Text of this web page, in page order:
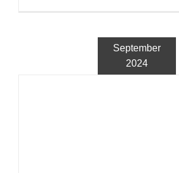
September
2024